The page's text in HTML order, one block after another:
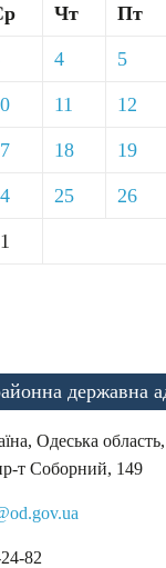
Чт Пт
4 5
11 12
18 19
25 26
державна
Одеська
т Соборний, 149
82